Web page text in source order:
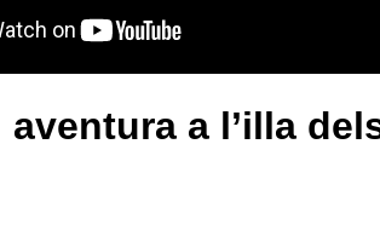
a l’illa